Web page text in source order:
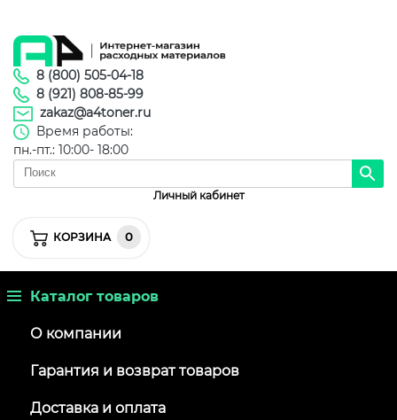
8 (800) 505-04-18
8 (921) 808-85-99
zakaz@a4toner.ru
Время работы:
пн.-пт.: 10:00- 18:00
Личный кабинет
КОРЗИНА 0
Каталог товаров
О компании
Гарантия и возврат товаров
Доставка и оплата